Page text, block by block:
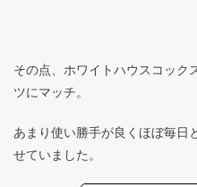
その点、ホワイトハウスコック
ツにマッチ。
あまり使い勝手が良くほぼ毎日
せていました。